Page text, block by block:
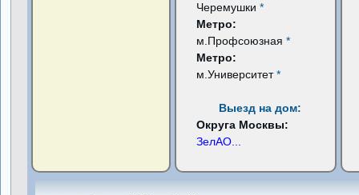
Черемушки*
Метро:
м.Профсоюзная*
Метро:
м.Университет*
Выезд на дом:
Округа Москвы:
ЗелАО